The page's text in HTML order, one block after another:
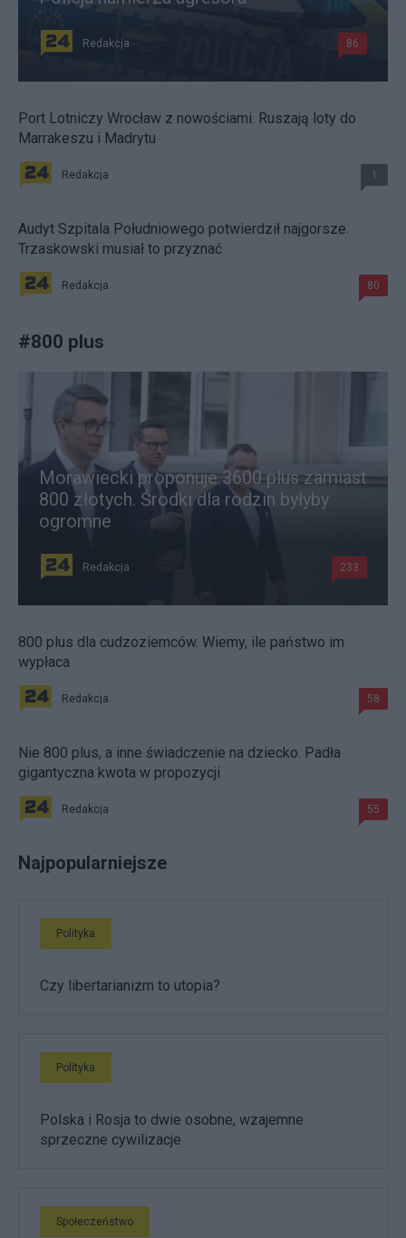
Redakcja 86
Port Lotniczy Wrocław z nowościami. Ruszają loty do
Marrakeszu i Madrytu
Redakcja 1
Audyt Szpitala Południowego potwierdził najgorsze.
Trzaskowski musiał to przyznać
Redakcja 80
#800 plus
Morawiecki proponuje 3600 plus zamiast
800 złotych. Środki dla rodzin byłyby
ogromne
Redakcja 233
800 plus dla cudzoziemców. Wiemy, ile państwo im
wypłaca
Redakcja 58
Nie 800 plus, a inne świadczenie na dziecko. Padła
gigantyczna kwota w propozycji
Redakcja 55
Najpopularniejsze
Polityka
Czy libertarianizm to utopia?
Polityka
Polska i Rosja to dwie osobne, wzajemne
sprzeczne cywilizacje
Społeczeństwo